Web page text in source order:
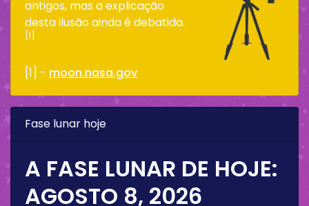
antigos, mas a explicação
desta ilusão ainda é debatida.
[1]
[1] - moon.nasa.gov
Fase lunar hoje
A FASE LUNAR DE HOJE:
AGOSTO 8, 2026